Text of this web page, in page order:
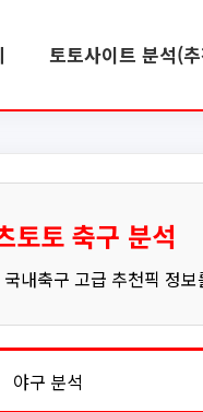
토토사이트 분석(
토토 축구 분석
내축구 고급 추천픽 정
야구 분석